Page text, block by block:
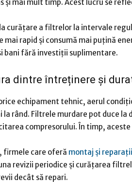
și mai mult timp. Acest lucru se
curățare a filtrelor la intervale
mai rapid și consumă mai puțină
bani fără investiții suplimentare.
dintre întreținere și
echipament tehnic, aerul
la rând. Filtrele murdare pot duce
compresorului. În timp,
firmele care oferă montaj și
revizii periodice și curățarea
decât să repari.